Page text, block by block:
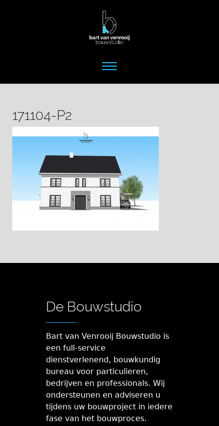
171104-P2
De Bouwstudio
Bart van Venrooij Bouwstudio is
een full-service
dienstverlenend, bouwkundig
bureau voor particulieren,
bedrijven en professionals. Wij
ondersteunen en adviseren u
tijdens uw bouwproject in iedere
fase van het bouwproces.